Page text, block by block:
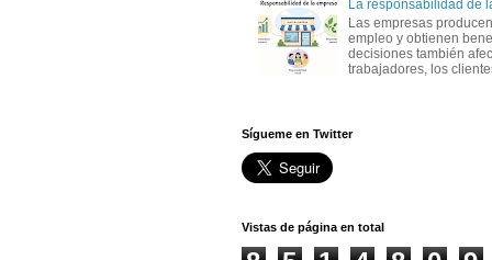
La responsabilidad de
Las empresas
empleo y obtienen
decisiones también
trabajadores, los
Sígueme en Twitter
Vistas de página en total